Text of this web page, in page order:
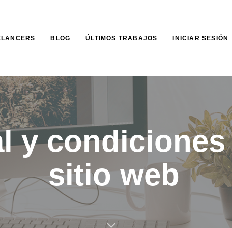
BLOG ÚLTIMOS TRABAJOS INICIAR SESIÓN
y
sitio web